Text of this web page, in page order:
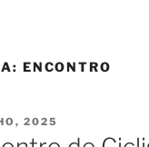
ENCONTRO
2025